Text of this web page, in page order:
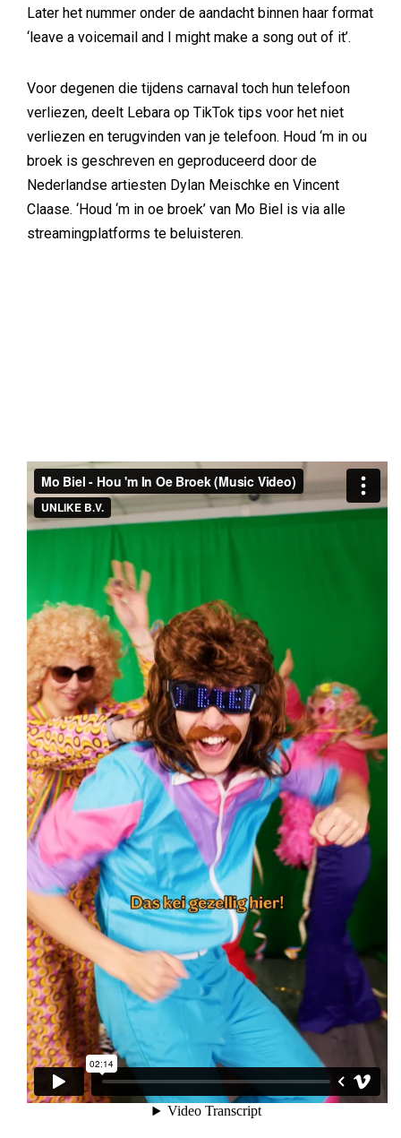
Later het nummer onder de aandacht binnen haar format
‘leave a voicemail and I might make a song out of it’.
Voor degenen die tijdens carnaval toch hun telefoon
verliezen, deelt Lebara op TikTok tips voor het niet
verliezen en terugvinden van je telefoon. Houd ‘m in ou
broek is geschreven en geproduceerd door de
Nederlandse artiesten Dylan Meischke en Vincent
Claase. ‘Houd ‘m in oe broek’ van Mo Biel is via alle
streamingplatforms te beluisteren.